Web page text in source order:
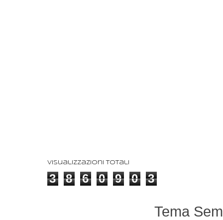
Visualizzazioni totali
3 8 6 0 9 0 3
Tema